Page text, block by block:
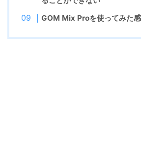
GOM Mix Proを使ってみた